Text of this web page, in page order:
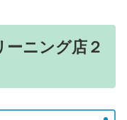
ーニング店２